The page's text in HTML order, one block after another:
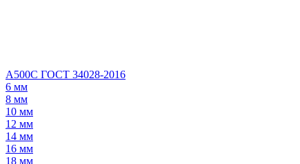
А500С ГОСТ 34028-2016
6 мм
8 мм
10 мм
12 мм
14 мм
16 мм
18 мм